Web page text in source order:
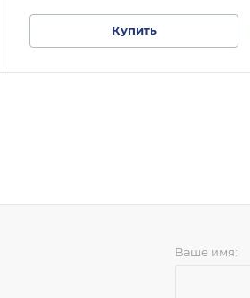
Купить
Ваше имя: